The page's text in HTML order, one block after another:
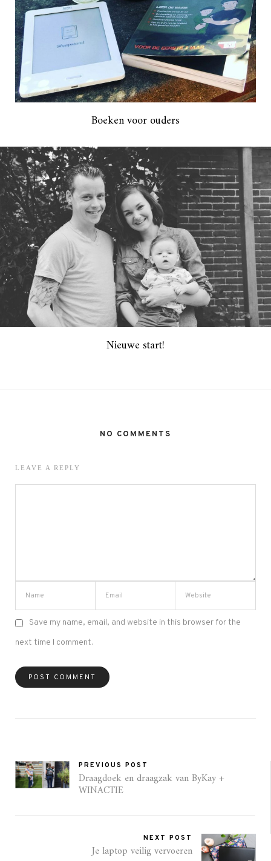
Boeken voor ouders
Nieuwe start!
NO COMMENTS
LEAVE A REPLY
Save my name, email, and website in this browser for the
next time I comment.
PREVIOUS POST
Draagdoek en draagzak van ByKay +
WINACTIE
NEXT POST
Je laptop veilig vervoeren